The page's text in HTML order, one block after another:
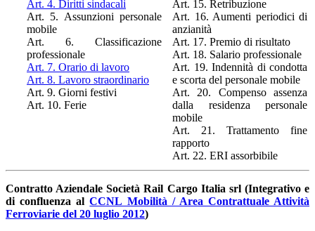
Art. 4. Diritti sindacali
Art. 5. Assunzioni personale
mobile
Art. 6. Classificazione
professionale
Art. 7. Orario di lavoro
Art. 8. Lavoro straordinario
Art. 9. Giorni festivi
Art. 10. Ferie
Art. 15. Retribuzione
Art. 16. Aumenti periodici di
anzianità
Art. 17. Premio di risultato
Art. 18. Salario professionale
Art. 19. Indennità di condotta
e scorta del personale mobile
Art. 20. Compenso assenza
dalla residenza personale
mobile
Art. 21. Trattamento fine
rapporto
Art. 22. ERI assorbibile
Contratto Aziendale Società Rail Cargo Italia srl (Integrativo e
di confluenza alCCNL Mobilità / Area Contrattuale Attività
Ferroviarie del 20 luglio 2012)